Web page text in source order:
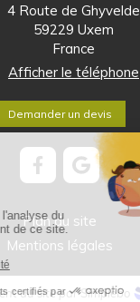
4 Route de Ghyvelde
59229 Uxem
France
Afficher le téléphone
Demander un devis
Plan du site
Mentions légales
du site par Simplébo